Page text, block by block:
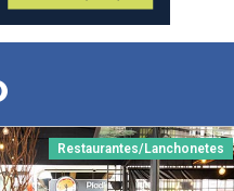
Restaurantes/Lanchonetes